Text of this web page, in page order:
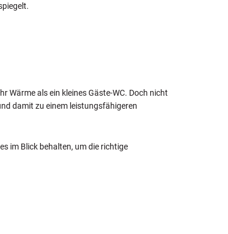
Wärme als ein kleines Gäste-WC. Doch nicht
damit zu einem leistungsfähigeren
im Blick behalten, um die richtige